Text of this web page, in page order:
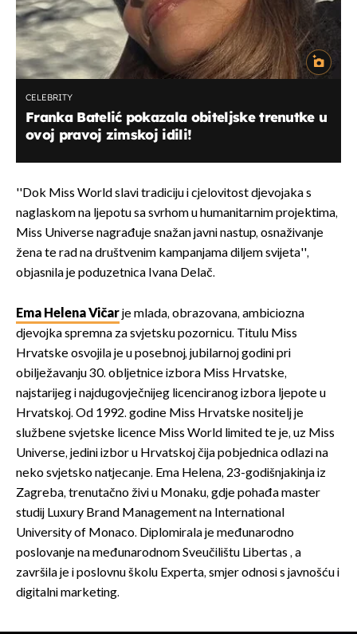
CELEBRITY
Franka Batelić pokazala obiteljske trenutke u
ovoj pravoj zimskoj idili!
''Dok Miss World slavi tradiciju i cjelovitost djevojaka s
naglaskom na ljepotu sa svrhom u humanitarnim projektima,
Miss Universe nagrađuje snažan javni nastup, osnaživanje
žena te rad na društvenim kampanjama diljem svijeta'',
objasnila je poduzetnica Ivana Delač.
Ema Helena Vičarje mlada, obrazovana, ambiciozna
djevojka spremna za svjetsku pozornicu. Titulu Miss
Hrvatske osvojila je u posebnoj, jubilarnoj godini pri
obilježavanju 30. obljetnice izbora Miss Hrvatske,
najstarijeg i najdugovječnijeg licenciranog izbora ljepote u
Hrvatskoj. Od 1992. godine Miss Hrvatske nositelj je
službene svjetske licence Miss World limited te je, uz Miss
Universe, jedini izbor u Hrvatskoj čija pobjednica odlazi na
neko svjetsko natjecanje. Ema Helena, 23-godišnjakinja iz
Zagreba, trenutačno živi u Monaku, gdje pohađa master
studij Luxury Brand Management na International
University of Monaco. Diplomirala je međunarodno
poslovanje na međunarodnom Sveučilištu Libertas , a
završila je i poslovnu školu Experta, smjer odnosi s javnošću i
digitalni marketing.